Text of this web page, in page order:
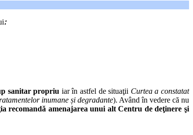
ꓽ
sanitar propriu iar în astfel de situaţii Curtea a constatat
inumane și degradante). Având în vedere că nu
recomandă amenajarea unui alt Centru de deţinere şi